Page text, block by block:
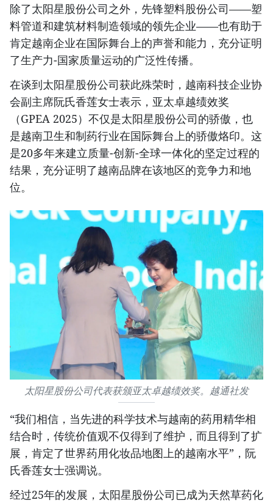
除了太阳星股份公司之外，先锋塑料股份公司——塑
料管道和建筑材料制造领域的领先企业——也有助于
肯定越南企业在国际舞台上的声誉和能力，充分证明
了生产力-国家质量运动的广泛性传播。
在谈到太阳星股份公司获此殊荣时，越南科技企业协
会副主席阮氏香莲女士表示，亚太卓越绩效奖
（GPEA 2025）不仅是太阳星股份公司的骄傲，也
是越南卫生和制药行业在国际舞台上的骄傲烙印。这
是20多年来建立质量-创新-全球一体化的坚定过程的
结果，充分证明了越南品牌在该地区的竞争力和地
位。
太阳星股份公司代表获颁亚太卓越绩效奖。越通社发
“我们相信，当先进的科学技术与越南的药用精华相
结合时，传统价值观不仅得到了维护，而且得到了扩
展，肯定了世界药用化妆品地图上的越南水平”，阮
氏香莲女士强调说。
经过25年的发展，太阳星股份公司已成为天然草药化